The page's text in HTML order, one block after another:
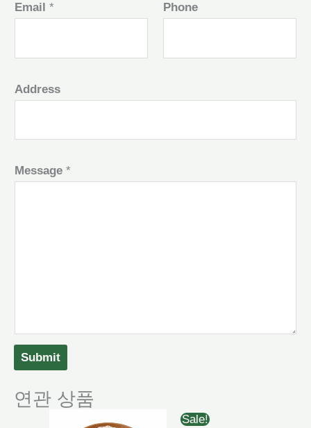
Email * Phone
Address
Message *
Submit
연관 상품
Sale!